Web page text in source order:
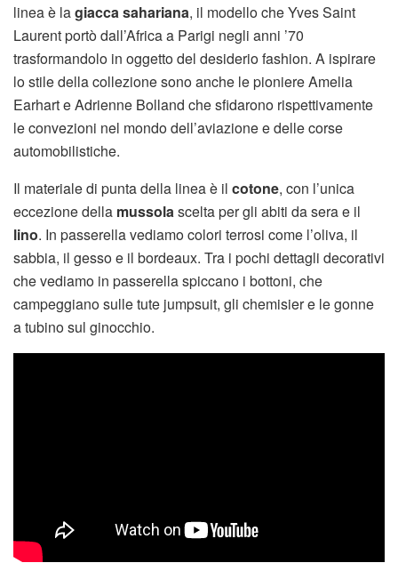
linea è lagiacca sahariana, il modello che Yves Saint
Laurent portò dall’Africa a Parigi negli anni ’70
trasformandolo in oggetto del desiderio fashion. A ispirare
lo stile della collezione sono anche le pioniere Amelia
Earhart e Adrienne Bolland che sfidarono rispettivamente
le convezioni nel mondo dell’aviazione e delle corse
automobilistiche.
Il materiale di punta della linea è il cotone, con l’unica
eccezione della mussolascelta per gli abiti da sera e il
lino. In passerella vediamo colori terrosi come l’oliva, il
sabbia, il gesso e il bordeaux. Tra i pochi dettagli decorativi
che vediamo in passerella spiccano i bottoni, che
campeggiano sulle tute jumpsuit, gli chemisier e le gonne
a tubino sul ginocchio.